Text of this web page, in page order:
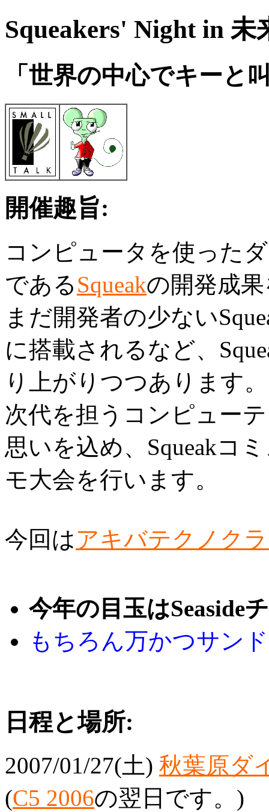
Squeakers' Night in 未
「世界の中心でキーと
開催趣旨:
コンピュータを使った
であるSqueakの開発成
まだ開発者の少ない
に搭載されるなど、
り上がりつつあります。
次代を担うコンピュー
思いを込め、Squeakコ
モ大会を行います。
今回はアキバテクノク
今年の目玉はSeaside
もちろん万かつサン
日程と場所:
2007/01/27(土) 秋葉原ダ
(C5 2006の翌日です。)